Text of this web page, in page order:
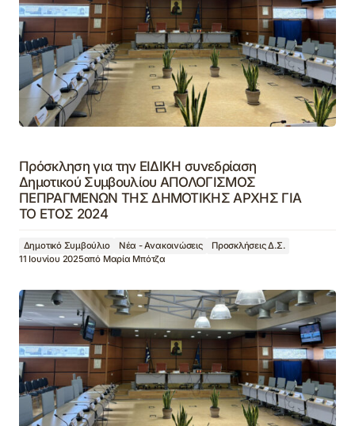
Πρόσκληση για την ΕΙΔΙΚΗ συνεδρίαση
Δημοτικού Συμβουλίου ΑΠΟΛΟΓΙΣΜΟΣ
ΠΕΠΡΑΓΜΕΝΩΝ ΤΗΣ ΔΗΜΟΤΙΚΗΣ ΑΡΧΗΣ ΓΙΑ
ΤΟ ΕΤΟΣ 2024
Δημοτικό Συμβούλιο Νέα - Ανακοινώσεις
Προσκλήσεις Δ.Σ.
11 Ιουνίου 2025από Μαρία Μπότζα